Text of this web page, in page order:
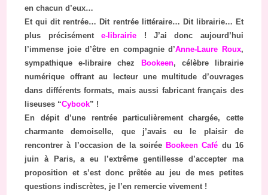
en chacun d’eux…
Et qui dit rentrée… Dit rentrée littéraire… Dit librairie… Et
plus précisémente-librairie ! J’ai donc aujourd’hui
l’immense joie d’être en compagnie d’Anne-Laure Roux,
sympathique e-libraire chez
Bookeen, célèbre librairie
numérique offrant au lecteur une multitude d’ouvrages
dans différents formats, mais aussi fabricant français des
liseuses “Cybook” !
En dépit d’une rentrée particulièrement chargée, cette
charmante demoiselle, que j’avais eu le plaisir de
rencontrer à l’occasion de la soirée Bookeen Café du 16
juin à Paris, a eu l’extrême gentillesse d’accepter ma
proposition et s’est donc prêtée au jeu de mes petites
questions indiscrètes, je l’en remercie vivement !